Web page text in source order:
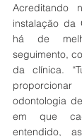
Acreditando
instalação da
há de
seguimento,
da clínica.
odontologia
em que
entendido,